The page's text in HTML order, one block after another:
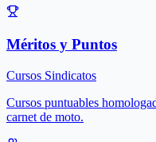
Méritos y Puntos
Cursos Sindicatos
Cursos puntuables
carnet de moto.